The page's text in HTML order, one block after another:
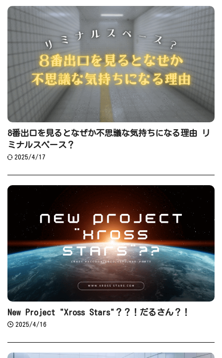
8番出口を見るとなぜか不思議な気持ちになる理由 リ
ミナルスペース？
2025/4/17
New Project "Xross Stars"？？！だるさん？！
2025/4/16